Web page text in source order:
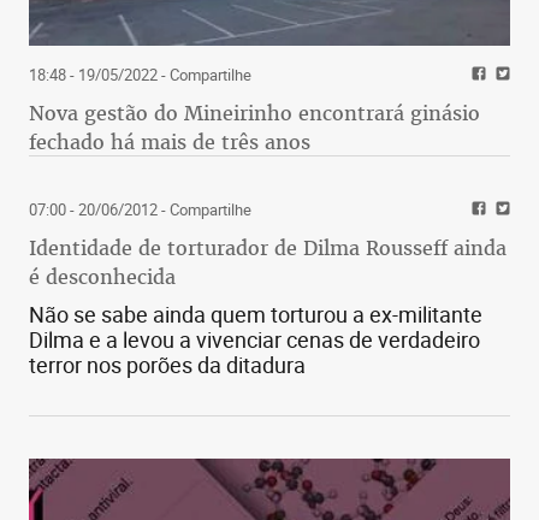
18:48 - 19/05/2022- Compartilhe
Nova gestão do Mineirinho encontrará ginásio
fechado há mais de três anos
07:00 - 20/06/2012- Compartilhe
Identidade de torturador de Dilma Rousseff ainda
é desconhecida
Não se sabe ainda quem torturou a ex-militante
Dilma e a levou a vivenciar cenas de verdadeiro
terror nos porões da ditadura